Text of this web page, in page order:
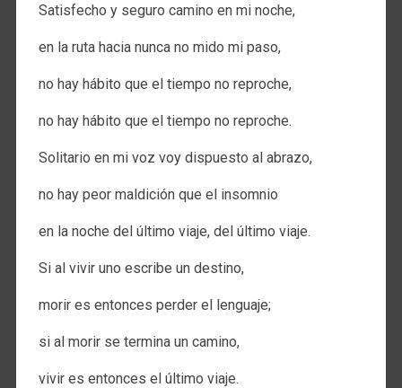
Satisfecho y seguro camino en mi noche,
en la ruta hacia nunca no mido mi paso,
no hay hábito que el tiempo no reproche,
no hay hábito que el tiempo no reproche.
Solitario en mi voz voy dispuesto al abrazo,
no hay peor maldición que el insomnio
en la noche del último viaje, del último viaje.
Si al vivir uno escribe un destino,
morir es entonces perder el lenguaje;
si al morir se termina un camino,
vivir es entonces el último viaje.